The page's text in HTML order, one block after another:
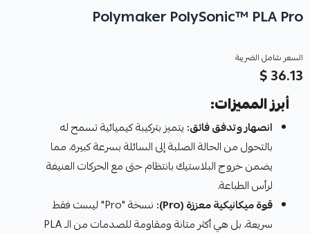
Polymaker PolySonic™ PLA Pro
السعر شامل الضريبة
36.13 $
أبرز المميزات:
انصهار وتدفق فائق: يتميز بتركيبة كيميائية تسمح له
بالتحول من الحالة الصلبة إلى السائلة بسرعة كبيرة، مما
يضمن خروج البلاستيك بانتظام حتى مع الحركات العنيفة
لرأس الطباعة.
قوة ميكانيكية معززة (Pro):
نسخة "Pro" ليست فقط
سريعة، بل هي أكثر متانة ومقاومة للصدمات من الـ PLA